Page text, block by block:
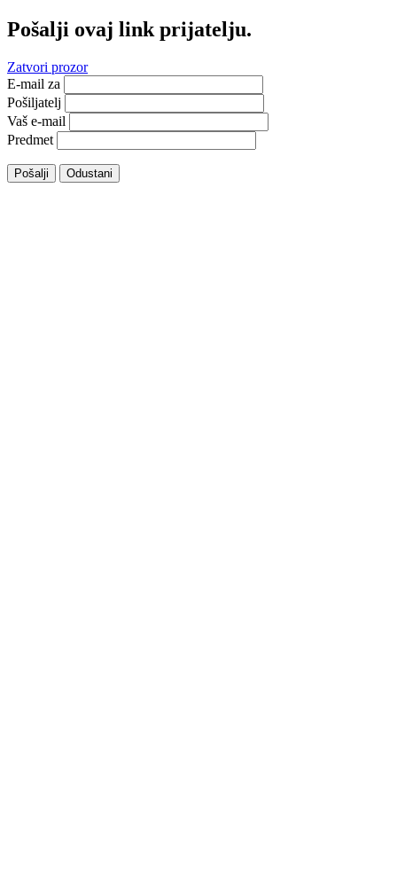
Pošalji ovaj link prijatelju.
Zatvori prozor
E-mail za
Pošiljatelj
Vaš e-mail
Predmet
Pošalji Odustani